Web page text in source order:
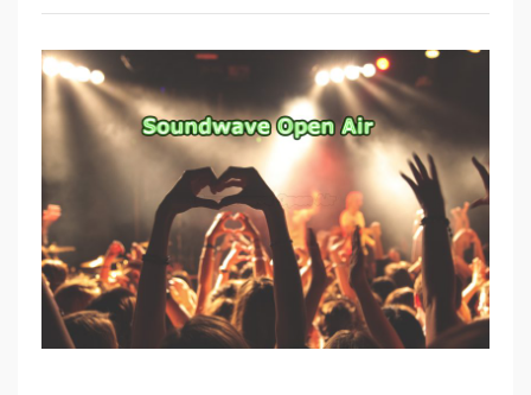
S
O
U
N
D
W
A
V
E